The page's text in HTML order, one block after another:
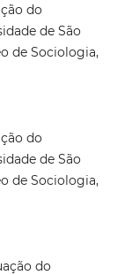
do
de São
de Sociologia,
do
de São
de Sociologia,
do